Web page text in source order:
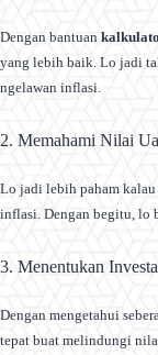
Dengan bantuan
yang lebih baik. Lo jadi
ngelawan inflasi.
2. Memahami Nilai
Lo jadi lebih paham
inflasi. Dengan begitu, lo
3. Menentukan
Dengan mengetahui
tepat buat melindungi